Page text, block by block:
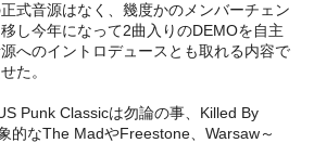
式音源はなく、幾度かのメンバーチェン
し今年になって2曲入りのDEMOを自主
へのイントロデュースとも取れる内容で
た。
Punk Classicは勿論の事、Killed By
的なThe MadやFreestone、Warsaw～